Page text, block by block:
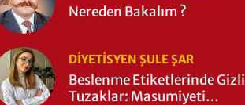
Nereden Bakalım ?
DIYETISYEN ŞULE ŞAR
Beslenme Etiketlerinde Gizli
Tuzaklar: Masumiyeti